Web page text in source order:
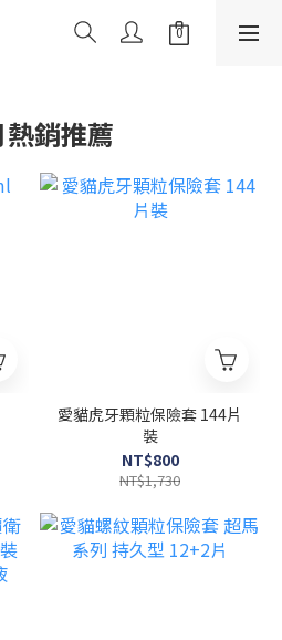
銷推薦
愛貓虎牙顆粒保險套 144片
裝
NT$800
NT$1,730